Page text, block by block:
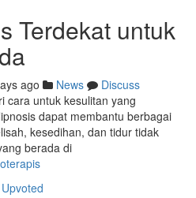
Terdekat untuk
ago News
Discuss
cara untuk kesulitan yang
dapat membantu berbagai
kesedihan, dan tidur tidak
berada di